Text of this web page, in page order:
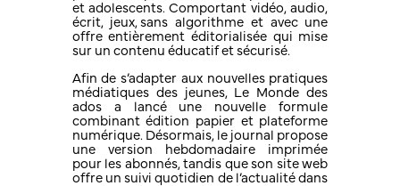
et adolescents. Comportant vidéo, audio,
écrit, jeux, sans algorithme et avec une
offre entièrement éditorialisée qui mise
sur un contenu éducatif et sécurisé.
Afin de s’adapter aux nouvelles pratiques
médiatiques des jeunes, Le Monde des
ados a lancé une nouvelle formule
combinant édition papier et plateforme
numérique. Désormais, le journal propose
une version hebdomadaire imprimée
pour les abonnés, tandis que son site web
offre un suivi quotidien de l’actualité dans